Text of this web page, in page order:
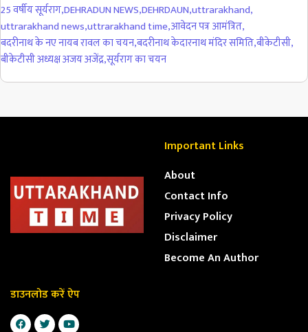
25 वर्षीय सूर्यराग,DEHRADUN NEWS,DEHRDAUN,uttrarakhand,
uttrarakhand news,uttrarakhand time,आवेदन पत्र आमंत्रित,
बदरीनाथ के नए नायब रावल का चयन,बदरीनाथ केदारनाथ मंदिर समिति,बीकेटीसी,
बीकेटीसी अध्यक्ष अजय अजेंद्र,सूर्यराग का चयन
Important Links
About
Contact Info
Privacy Policy
Disclaimer
Become An Author
डाउनलोड करें ऐप